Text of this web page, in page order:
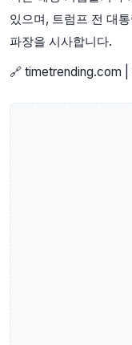
있으며, 트럼프 전 대
파장을 시사합니다.
🔗 timetrending.com |